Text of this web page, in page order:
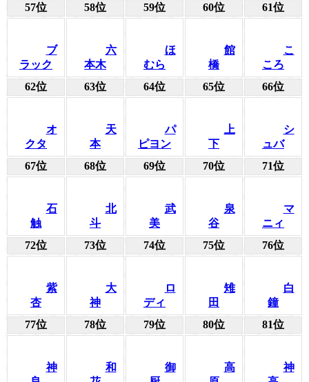
57位
58位 59位 60位 61位
ブ
ラック
六
本木
ほ
むら
館
橋
こ
ころ
62位
63位 64位 65位 66位
オ
クタ
天
本
パ
ピヨン
上
下
シ
ュバ
67位
68位 69位 70位 71位
石
触
北
斗
武
美
泉
谷
マ
ニィ
72位
73位 74位 75位 76位
紫
杏
大
神
ロ
ディ
雉
田
白
鐘
77位
78位 79位 80位 81位
神
和
御
高
神